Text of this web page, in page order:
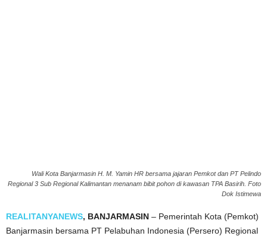
Wali Kota Banjarmasin H. M. Yamin HR bersama jajaran Pemkot dan PT Pelindo
Regional 3 Sub Regional Kalimantan menanam bibit pohon di kawasan TPA Basirih. Foto
Dok Istimewa
REALITANYANEWS, BANJARMASIN – Pemerintah Kota (Pemkot)
Banjarmasin bersama PT Pelabuhan Indonesia (Persero) Regional